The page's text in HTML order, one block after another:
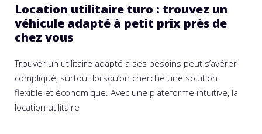
Location utilitaire turo : trouvez un
véhicule adapté à petit prix près de
chez vous
Trouver un utilitaire adapté à ses besoins peut s’avérer
compliqué, surtout lorsqu’on cherche une solution
flexible et économique. Avec une plateforme intuitive, la
location utilitaire